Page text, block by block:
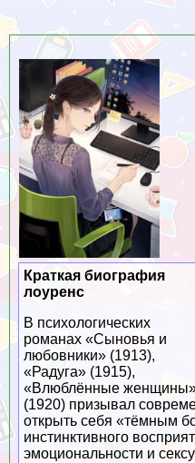
Краткая биография
лоуренс
В психологических
романах «Сыновья и
любовники» (1913),
«Радуга» (1915),
«Влюблённые
(1920) призывал
открыть себя «тёмным
инстинктивного
эмоциональности и